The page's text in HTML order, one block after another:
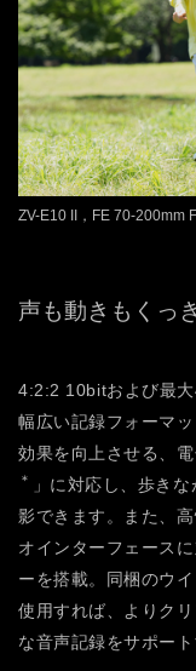
ZV-E10 II，FE 70-200mm
声も動きもくっ
4:2:2 10bitおよび最
幅広い記録フォーマ
効果を向上させる、
＊
」に対応し、歩き
影できます。また、
オインターフェース
ーを搭載。同梱のウ
使用すれば、よりク
な音声記録をサポー